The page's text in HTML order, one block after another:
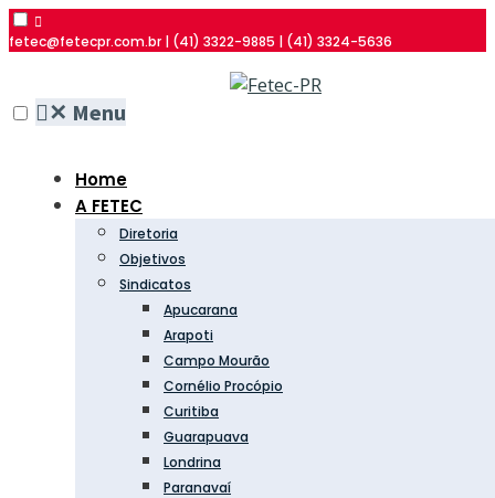
fetec@fetecpr.com.br | (41) 3322-9885 | (41) 3324-5636
✕ Menu
Home
A FETEC
Diretoria
Objetivos
Sindicatos
Apucarana
Arapoti
Campo Mourão
Cornélio Procópio
Curitiba
Guarapuava
Londrina
Paranavaí